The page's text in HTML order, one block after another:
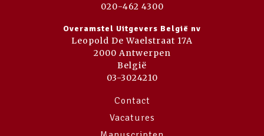
020-462 4300
Overamstel Uitgevers België nv
Leopold De Waelstraat 17A
2000 Antwerpen
België
03-3024210
Contact
Vacatures